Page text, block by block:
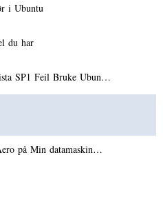
i Ubuntu
du har
SP1 Feil Bruke Ubun…
på Min datamaskin…